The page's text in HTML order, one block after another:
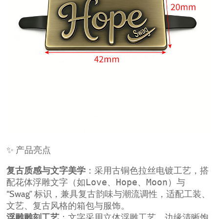
✨ 产品亮点
复古质感与文字美学 ：采用古铜色拉丝电镀工艺，搭
配花体浮雕文字（如Love、 Hope、Moon）与
“Swag” 标识，兼具复古韵味与潮流调性，适配工装、
文艺、复古风格的箱包与服饰。